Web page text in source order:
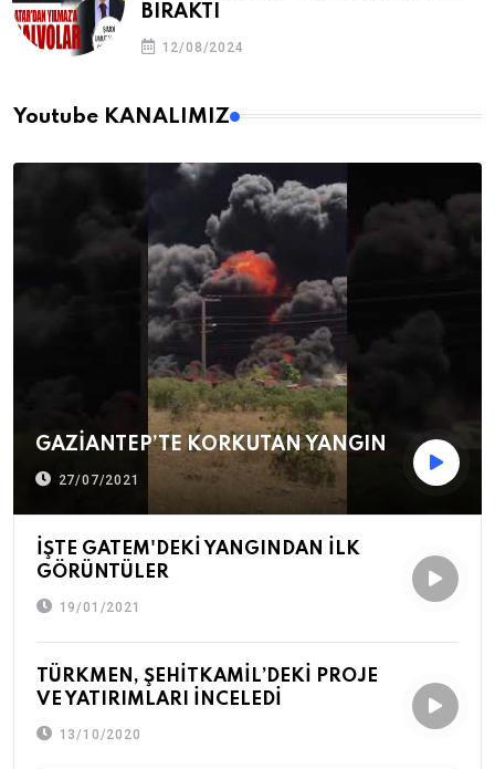
BIRAKTI
12/08/2024
Youtube KANALIMIZ
GAZİANTEP’TE KORKUTAN YANGIN
27/07/2021
İŞTE GATEM'DEKİ YANGINDAN İLK
GÖRÜNTÜLER
19/01/2021
TÜRKMEN, ŞEHİTKAMİL’DEKİ PROJE
VE YATIRIMLARI İNCELEDİ
13/10/2020